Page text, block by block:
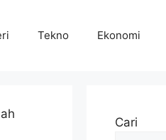
Tekno Ekonomi
Cari